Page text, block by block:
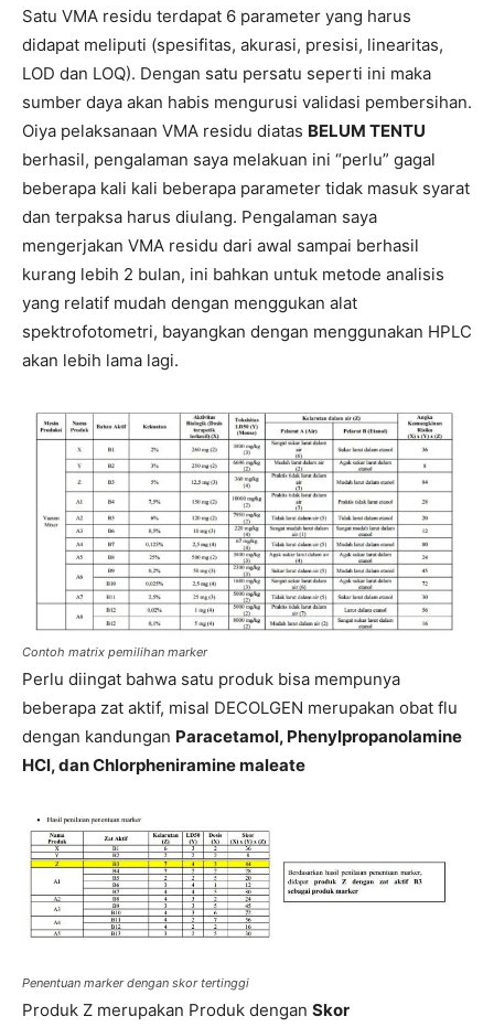
Satu VMA residu terdapat 6 parameter yang harus
didapat meliputi (spesifitas, akurasi, presisi, linearitas,
LOD dan LOQ). Dengan satu persatu seperti ini maka
sumber daya akan habis mengurusi validasi pembersihan.
Oiya pelaksanaan VMA residu diatas BELUM TENTU
berhasil, pengalaman saya melakuan ini “perlu” gagal
beberapa kali kali beberapa parameter tidak masuk syarat
dan terpaksa harus diulang. Pengalaman saya
mengerjakan VMA residu dari awal sampai berhasil
kurang lebih 2 bulan, ini bahkan untuk metode analisis
yang relatif mudah dengan menggukan alat
spektrofotometri, bayangkan dengan menggunakan HPLC
akan lebih lama lagi.
Contoh matrix pemilihan marker
Perlu diingat bahwa satu produk bisa mempunya
beberapa zat aktif, misal DECOLGEN merupakan obat flu
dengan kandungan Paracetamol, Phenylpropanolamine
HCl, dan Chlorpheniramine maleate
Penentuan marker dengan skor tertinggi
Produk Z merupakan Produk dengan Skor